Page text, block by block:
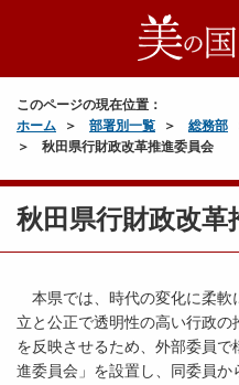
このページの現在位置：
ホーム
部署別一覧 総務部
秋田県行財政改革推進委員会
秋田県行財政改革
本県では、時代の変化に柔軟
立と公正で透明性の高い行政
を反映させるため、外部委員
進委員会」を設置し、同委員